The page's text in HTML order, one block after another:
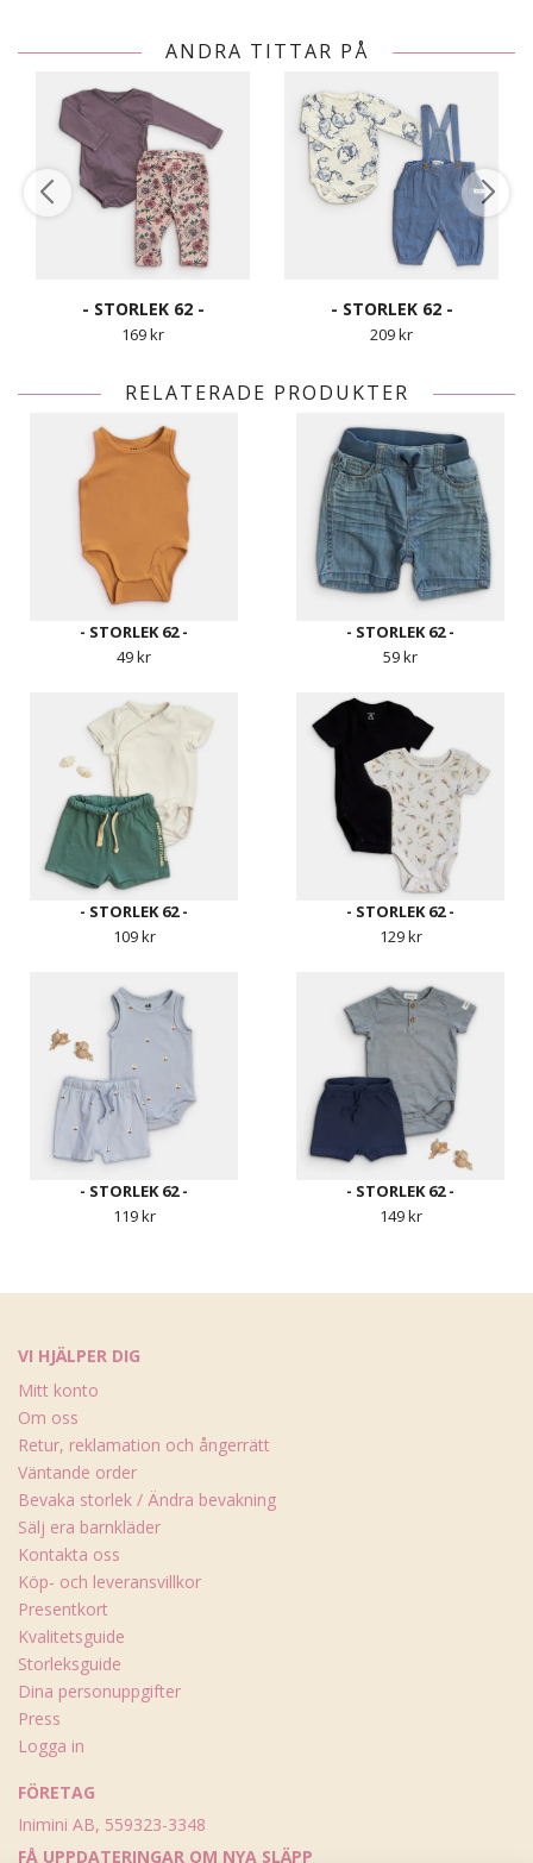
ANDRA TITTAR PÅ
- STORLEK 62 -
169 kr
- STORLEK 62 -
209 kr
RELATERADE PRODUKTER
- STORLEK 62 -
49 kr
- STORLEK 62 -
59 kr
- STORLEK 62 -
109 kr
- STORLEK 62 -
129 kr
- STORLEK 62 -
119 kr
- STORLEK 62 -
149 kr
VI HJÄLPER DIG
Mitt konto
Om oss
Retur, reklamation och ångerrätt
Väntande order
Bevaka storlek / Ändra bevakning
Sälj era barnkläder
Kontakta oss
Köp- och leveransvillkor
Presentkort
Kvalitetsguide
Storleksguide
Dina personuppgifter
Press
Logga in
FÖRETAG
Inimini AB, 559323-3348
FÅ UPPDATERINGAR OM NYA SLÄPP